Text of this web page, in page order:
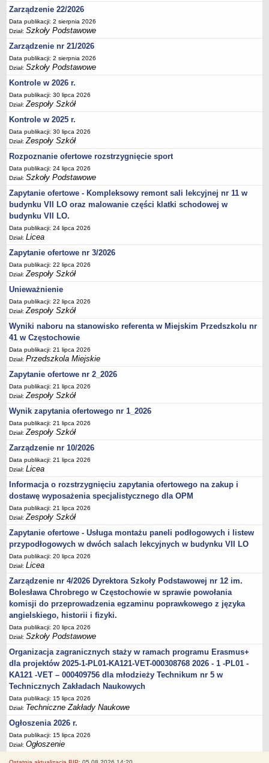
BIURO FINANSÓW OŚWIATY
Dane podstawowe
Statut
Majątek
Godziny dyżurów
Ogłoszenia
Zarządzenia
Rejestry, ewidencje, archiwa
PONOWNE WYKORZYSTYWANIE
Sprawozdania
Deklaracja dostępności
DEKLARACJA DOSTĘPNOŚCI
OŚWIADCZENIA MAJĄTKOWE
PONOWNE WYKORZYSTYWANIE
UDOSTĘPNIANIE INFORMACJI PUBLICZNEJ
OCHRONA DANYCH OSOBOWYCH
Zarządzenie 22/2026
Data publikacji: 2 sierpnia 2026
Dział:Szkoły Podstawowe
Zarządzenie nr 21/2026
Data publikacji: 2 sierpnia 2026
Dział:Szkoły Podstawowe
Kontrole w 2026 r.
Data publikacji: 30 lipca 2026
Dział:Zespoły Szkół
Kontrole w 2025 r.
Data publikacji: 30 lipca 2026
Dział:Zespoły Szkół
Rozpoznanie ofertowe rozstrzygnięcie sport
Data publikacji: 24 lipca 2026
Dział:Szkoły Podstawowe
Zapytanie ofertowe - Kompleksowy remont sali lekcyjnej nr 11 w
budynku VII LO oraz malowanie części klatki schodowej w
budynku VII LO.
Data publikacji: 24 lipca 2026
Dział:Licea
Zapytanie ofertowe nr 3/2026
Data publikacji: 22 lipca 2026
Dział:Zespoły Szkół
Unieważnienie
Data publikacji: 22 lipca 2026
Dział:Zespoły Szkół
Wyniki naboru na stanowisko referenta w Miejskim Przedszkolu nr
41 w Częstochowie
Data publikacji: 21 lipca 2026
Dział:Przedszkola Miejskie
Zapytanie ofertowe nr 2_2026
Data publikacji: 21 lipca 2026
Dział:Zespoły Szkół
Wynik zapytania ofertowego nr 1_2026
Data publikacji: 21 lipca 2026
Dział:Zespoły Szkół
Zarządzenie nr 10/2026
Data publikacji: 21 lipca 2026
Dział:Licea
Informacja o rozstrzygnięciu zapytania ofertowego na zakup i
dostawę wyposażenia specjalistycznego dla OPM
Data publikacji: 21 lipca 2026
Dział:Zespoły Szkół
Zapytanie ofertowe - Usługa montażu paneli podłogowych i listew
przypodłogowych w dwóch salach lekcyjnych w budynku VII LO
Data publikacji: 20 lipca 2026
Dział:Licea
Zarządzenie nr 4/2026 Dyrektora Szkoły Podstawowej nr 12 im.
Bolesława Chrobrego w Częstochowie w sprawie powołania
komisji do przeprowadzenia egzaminu poprawkowego z języka
angielskiego, historii i fizyki.
Data publikacji: 20 lipca 2026
Dział:Szkoły Podstawowe
Organizacja zagranicznych staży w ramach programu Erasmus+
dla projektów 2025-1-PL01-KA121-VET-000308768 2026 - 1 -PL01 -
KA121 -VET – 000409756 dla młodzieży Technikum nr 5 w
Technicznych Zakładach Naukowych
Data publikacji: 15 lipca 2026
Dział: Techniczne Zakłady Naukowe
Ogłoszenia 2026 r.
Data publikacji: 15 lipca 2026
Dział:Ogłoszenie